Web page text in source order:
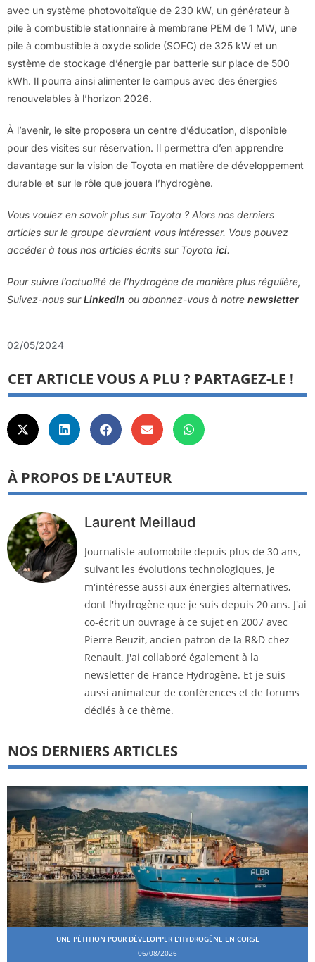
avec un système photovoltaïque de 230 kW, un générateur à
pile à combustible stationnaire à membrane PEM de 1 MW, une
pile à combustible à oxyde solide (SOFC) de 325 kW et un
système de stockage d’énergie par batterie sur place de 500
kWh. Il pourra ainsi alimenter le campus avec des énergies
renouvelables à l’horizon 2026.
À l’avenir, le site proposera un centre d’éducation, disponible
pour des visites sur réservation. Il permettra d’en apprendre
davantage sur la vision de Toyota en matière de développement
durable et sur le rôle que jouera l’hydrogène.
Vous voulez en savoir plus sur Toyota ? Alors nos derniers
articles sur le groupe devraient vous intéresser. Vous pouvez
accéder à tous nos articles écrits sur Toyota ici.
Pour suivre l’actualité de l’hydrogène de manière plus régulière,
Suivez-nous surLinkedIn ou abonnez-vous à notre newsletter
02/05/2024
CET ARTICLE VOUS A PLU ? PARTAGEZ-LE !
À PROPOS DE L'AUTEUR
Laurent Meillaud
Journaliste automobile depuis plus de 30 ans,
suivant les évolutions technologiques, je
m'intéresse aussi aux énergies alternatives,
dont l'hydrogène que je suis depuis 20 ans. J'ai
co-écrit un ouvrage à ce sujet en 2007 avec
Pierre Beuzit, ancien patron de la R&D chez
Renault. J'ai collaboré également à la
newsletter de France Hydrogène. Et je suis
aussi animateur de conférences et de forums
dédiés à ce thème.
NOS DERNIERS ARTICLES
UNE PÉTITION POUR DÉVELOPPER L’HYDROGÈNE EN CORSE
06/08/2026